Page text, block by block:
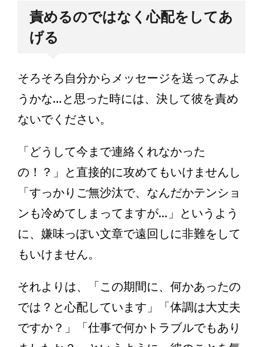
責めるのではなく心配をしてあ
げる
そろそろ自分からメッセージを送ってみよ
うかな…と思った時には、決して彼を責め
ないでください。
「どうして今まで連絡くれなかった
の！？」と直接的に攻めてもいけませんし
「すっかりご無沙汰で、なんだかテンショ
ンも冷めてしまってますが…」というよう
に、嫌味っぽい文章で遠回しに非難をして
もいけません。
それよりは、「この期間に、何かあったの
では？と心配しています」「体調は大丈夫
ですか？」「仕事で何かトラブルでもあり